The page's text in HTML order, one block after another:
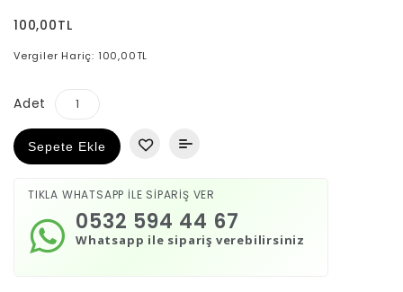
100,00TL
Vergiler Hariç: 100,00TL
Adet
Sepete Ekle
TIKLA WHATSAPP İLE SİPARİŞ VER
Whatsapp ile sipariş verebilirsiniz
0532 594 44 67